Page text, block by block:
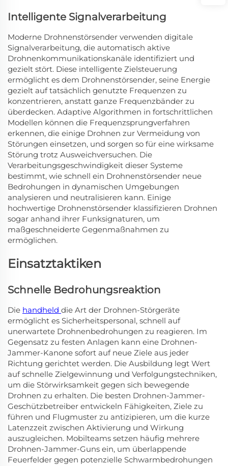
Intelligente Signalverarbeitung
Moderne Drohnenstörsender verwenden digitale
Signalverarbeitung, die automatisch aktive
Drohnenkommunikationskanäle identifiziert und
gezielt stört. Diese intelligente Zielsteuerung
ermöglicht es dem Drohnenstörsender, seine Energie
gezielt auf tatsächlich genutzte Frequenzen zu
konzentrieren, anstatt ganze Frequenzbänder zu
überdecken. Adaptive Algorithmen in fortschrittlichen
Modellen können die Frequenzsprungverfahren
erkennen, die einige Drohnen zur Vermeidung von
Störungen einsetzen, und sorgen so für eine wirksame
Störung trotz Ausweichversuchen. Die
Verarbeitungsgeschwindigkeit dieser Systeme
bestimmt, wie schnell ein Drohnenstörsender neue
Bedrohungen in dynamischen Umgebungen
analysieren und neutralisieren kann. Einige
hochwertige Drohnenstörsender klassifizieren Drohnen
sogar anhand ihrer Funksignaturen, um
maßgeschneiderte Gegenmaßnahmen zu
ermöglichen.
Einsatztaktiken
Schnelle Bedrohungsreaktion
Die handheld die Art der Drohnen-Störgeräte
ermöglicht es Sicherheitspersonal, schnell auf
unerwartete Drohnenbedrohungen zu reagieren. Im
Gegensatz zu festen Anlagen kann eine Drohnen-
Jammer-Kanone sofort auf neue Ziele aus jeder
Richtung gerichtet werden. Die Ausbildung legt Wert
auf schnelle Zielgewinnung und Verfolgungstechniken,
um die Störwirksamkeit gegen sich bewegende
Drohnen zu erhalten. Die besten Drohnen-Jammer-
Geschützbetreiber entwickeln Fähigkeiten, Ziele zu
führen und Flugmuster zu antizipieren, um die kurze
Latenzzeit zwischen Aktivierung und Wirkung
auszugleichen. Mobilteams setzen häufig mehrere
Drohnen-Jammer-Guns ein, um überlappende
Feuerfelder gegen potenzielle Schwarmbedrohungen